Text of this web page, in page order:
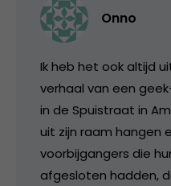
Onno
Ik heb het ook altijd
verhaal van een
in de Spuistraat in
uit zijn raam hangen
voorbijgangers die
afgesloten hadden,